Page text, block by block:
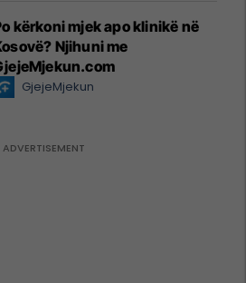
kërkoni mjek apo klinikë në
Njihuni me
GjejeMjekun